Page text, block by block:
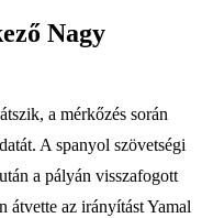
Nagy
a mérkőzés során
A spanyol szövetségi
a pályán visszafogott
átvette az irányítást Yamal